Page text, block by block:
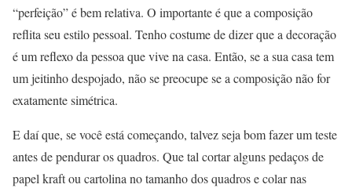
“perfeição” é bem relativa. O importante é que a composição
reflita seu estilo pessoal. Tenho costume de dizer que a decoração
é um reflexo da pessoa que vive na casa. Então, se a sua casa tem
um jeitinho despojado, não se preocupe se a composição não for
exatamente simétrica.
E daí que, se você está começando, talvez seja bom fazer um teste
antes de pendurar os quadros. Que tal cortar alguns pedaços de
papel kraft ou cartolina no tamanho dos quadros e colar nas